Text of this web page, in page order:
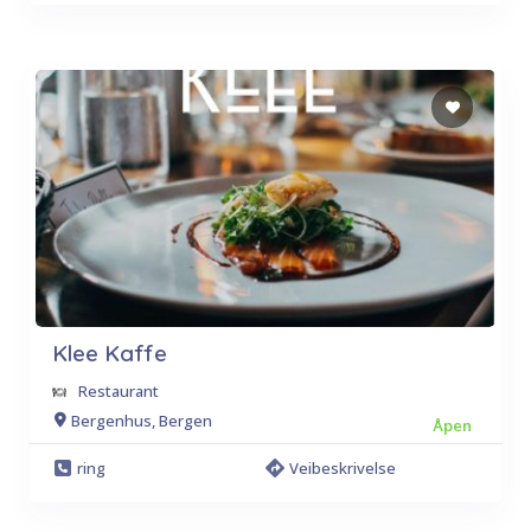
Klee Kaffe
Restaurant
Bergenhus, Bergen
Åpen
ring
Veibeskrivelse